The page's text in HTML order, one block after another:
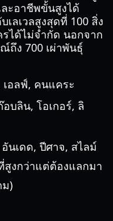
ะอาชีพขั้นสูงได้
ลเวลสูงสุดที่ 100 สิ่ง
ได้ไม่จำกัด นอกจาก
ถึง 700 เผ่าพันธุ์
อลฟ์, คนแคระ
อบลิน, โอเกอร์, ลิ
อันเดด, ปีศาจ, สไลม์
สูงกว่าแต่ต้องแลกมา
)